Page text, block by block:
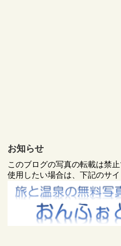
お知らせ
このブログの写真の転載は禁
使用したい場合は、下記のサイ